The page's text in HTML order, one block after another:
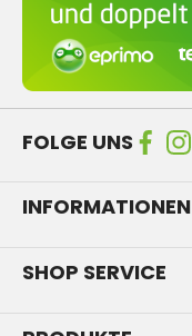
FOLGE UNS
INFORMATIONEN
SHOP SERVICE